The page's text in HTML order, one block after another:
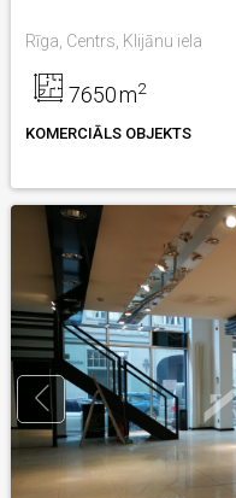
Rīga, Centrs, Klijānu iela
7650m2
KOMERCIĀLS OBJEKTS